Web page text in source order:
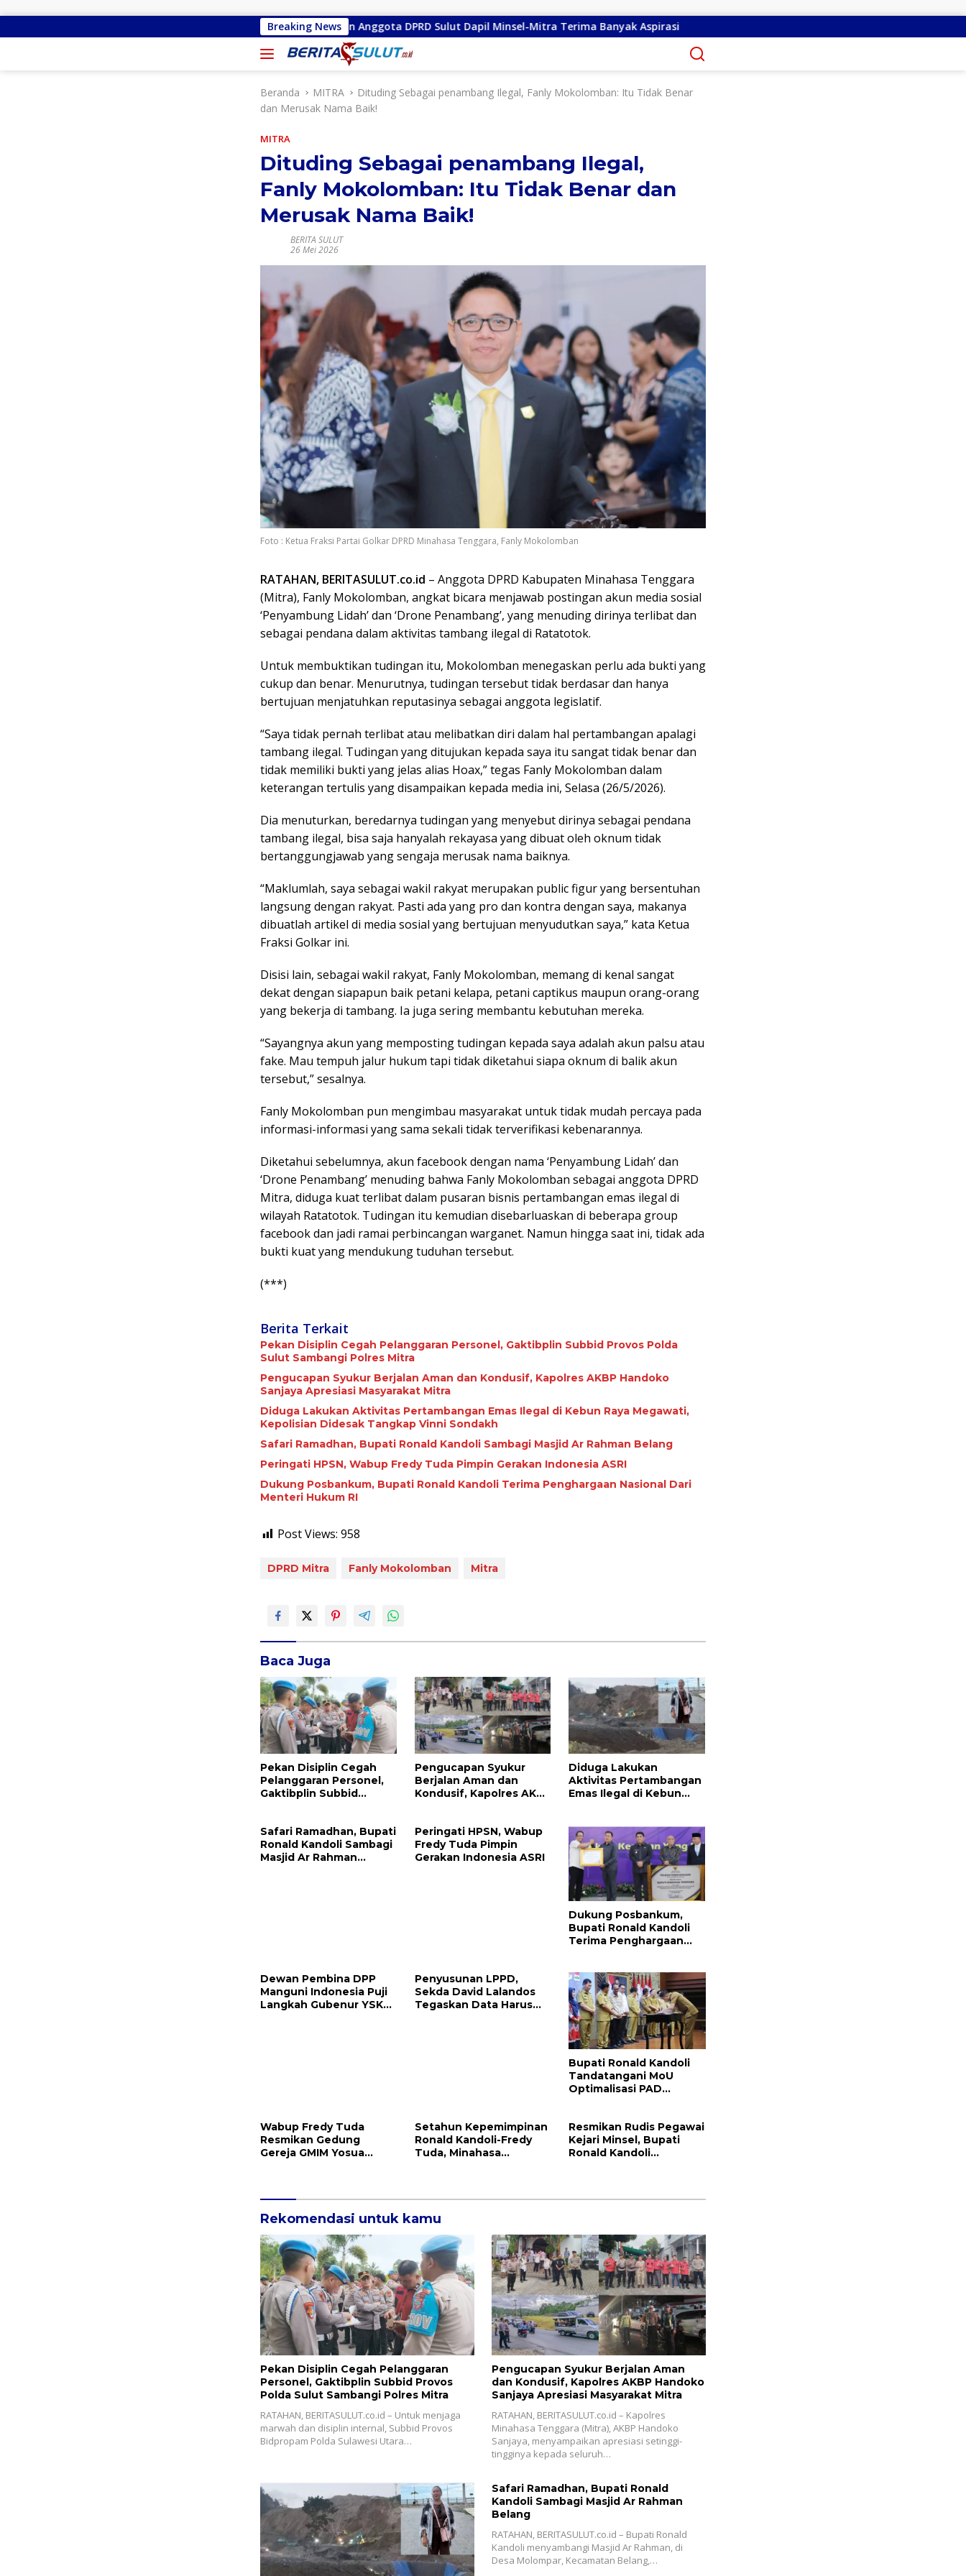
Breaking News
Gelar Reses, Pimpinan dan Anggota DPRD Sulut Dapil Minsel-Mitra Terima Banyak Aspirasi Gubernur Yulius Geser Femmy Suluh dan Deicy Paath di Jabatan
Beranda MITRA
Dituding Sebagai penambang Ilegal, Fanly Mokolomban: Itu Tidak Benar
dan Merusak Nama Baik!
MITRA
Dituding Sebagai penambang Ilegal,
Fanly Mokolomban: Itu Tidak Benar dan
Merusak Nama Baik!
BERITA SULUT
26 Mei 2026
Foto : Ketua Fraksi Partai Golkar DPRD Minahasa Tenggara, Fanly Mokolomban
RATAHAN, BERITASULUT.co.id – Anggota DPRD Kabupaten Minahasa Tenggara
(Mitra), Fanly Mokolomban, angkat bicara menjawab postingan akun media sosial
‘Penyambung Lidah’ dan ‘Drone Penambang’, yang menuding dirinya terlibat dan
sebagai pendana dalam aktivitas tambang ilegal di Ratatotok.
Untuk membuktikan tudingan itu, Mokolomban menegaskan perlu ada bukti yang
cukup dan benar. Menurutnya, tudingan tersebut tidak berdasar dan hanya
bertujuan menjatuhkan reputasinya sebagai anggota legislatif.
“Saya tidak pernah terlibat atau melibatkan diri dalam hal pertambangan apalagi
tambang ilegal. Tudingan yang ditujukan kepada saya itu sangat tidak benar dan
tidak memiliki bukti yang jelas alias Hoax,” tegas Fanly Mokolomban dalam
keterangan tertulis yang disampaikan kepada media ini, Selasa (26/5/2026).
Dia menuturkan, beredarnya tudingan yang menyebut dirinya sebagai pendana
tambang ilegal, bisa saja hanyalah rekayasa yang dibuat oleh oknum tidak
bertanggungjawab yang sengaja merusak nama baiknya.
“Maklumlah, saya sebagai wakil rakyat merupakan public figur yang bersentuhan
langsung dengan rakyat. Pasti ada yang pro dan kontra dengan saya, makanya
dibuatlah artikel di media sosial yang bertujuan menyudutkan saya,” kata Ketua
Fraksi Golkar ini.
Disisi lain, sebagai wakil rakyat, Fanly Mokolomban, memang di kenal sangat
dekat dengan siapapun baik petani kelapa, petani captikus maupun orang-orang
yang bekerja di tambang. Ia juga sering membantu kebutuhan mereka.
“Sayangnya akun yang memposting tudingan kepada saya adalah akun palsu atau
fake. Mau tempuh jalur hukum tapi tidak diketahui siapa oknum di balik akun
tersebut,” sesalnya.
Fanly Mokolomban pun mengimbau masyarakat untuk tidak mudah percaya pada
informasi-informasi yang sama sekali tidak terverifikasi kebenarannya.
Diketahui sebelumnya, akun facebook dengan nama ‘Penyambung Lidah’ dan
‘Drone Penambang’ menuding bahwa Fanly Mokolomban sebagai anggota DPRD
Mitra, diduga kuat terlibat dalam pusaran bisnis pertambangan emas ilegal di
wilayah Ratatotok. Tudingan itu kemudian disebarluaskan di beberapa group
facebook dan jadi ramai perbincangan warganet. Namun hingga saat ini, tidak ada
bukti kuat yang mendukung tuduhan tersebut.
(***)
Berita Terkait
Pekan Disiplin Cegah Pelanggaran Personel, Gaktibplin Subbid Provos Polda
Sulut Sambangi ‎Polres Mitra
Pengucapan Syukur Berjalan Aman dan Kondusif, Kapolres AKBP Handoko
Sanjaya Apresiasi Masyarakat Mitra
Diduga Lakukan Aktivitas Pertambangan Emas Ilegal di Kebun Raya Megawati,
Kepolisian Didesak Tangkap Vinni Sondakh
Safari Ramadhan, Bupati Ronald Kandoli Sambagi Masjid Ar Rahman Belang
Peringati HPSN, Wabup Fredy Tuda Pimpin Gerakan Indonesia ASRI
Dukung Posbankum, Bupati Ronald Kandoli Terima Penghargaan Nasional Dari
Menteri Hukum RI
Post Views: 958
DPRD Mitra Fanly Mokolomban Mitra
Baca Juga
Pekan Disiplin Cegah
Pelanggaran Personel,
Gaktibplin Subbid
Pengucapan Syukur
Berjalan Aman dan
Kondusif, Kapolres AKBP
Mitra
Diduga Lakukan
Aktivitas Pertambangan
Emas Ilegal di Kebun
Tangkap Vinni Sondakh
Safari Ramadhan, Bupati
Ronald Kandoli Sambagi
Masjid Ar Rahman
Peringati HPSN, Wabup
Fredy Tuda Pimpin
Gerakan Indonesia ASRI
Dukung Posbankum,
Bupati Ronald Kandoli
Terima Penghargaan
Dewan Pembina DPP
Manguni Indonesia Puji
Langkah Gubenur YSK
Penyusunan LPPD,
Sekda David Lalandos
Tegaskan Data Harus
Bupati Ronald Kandoli
Tandatangani MoU
Optimalisasi PAD
Wabup Fredy Tuda
Resmikan Gedung
Gereja GMIM Yosua
Setahun Kepemimpinan
Ronald Kandoli-Fredy
Tuda, Minahasa
Resmikan Rudis Pegawai
Kejari Minsel, Bupati
Ronald Kandoli
Rekomendasi untuk kamu
Pekan Disiplin Cegah Pelanggaran
Personel, Gaktibplin Subbid Provos
Polda Sulut Sambangi ‎Polres Mitra
RATAHAN, BERITASULUT.co.id – Untuk menjaga
marwah dan disiplin internal, Subbid Provos
Bidpropam Polda Sulawesi Utara…
Pengucapan Syukur Berjalan Aman
dan Kondusif, Kapolres AKBP Handoko
Sanjaya Apresiasi Masyarakat Mitra
‎RATAHAN, BERITASULUT.co.id – Kapolres
Minahasa Tenggara (Mitra), AKBP Handoko
Sanjaya, menyampaikan apresiasi setinggi-
tingginya kepada seluruh…
Safari Ramadhan, Bupati Ronald
Kandoli Sambagi Masjid Ar Rahman
Belang
RATAHAN, BERITASULUT.co.id – Bupati Ronald
Kandoli menyambangi Masjid Ar Rahman, di
Desa Molompar, Kecamatan Belang,…